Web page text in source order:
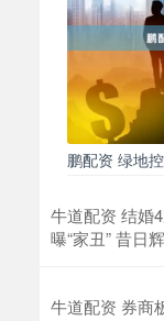
鹏配资 绿地
牛道配资 结婚
曝“家丑” 昔日
牛道配资 券商